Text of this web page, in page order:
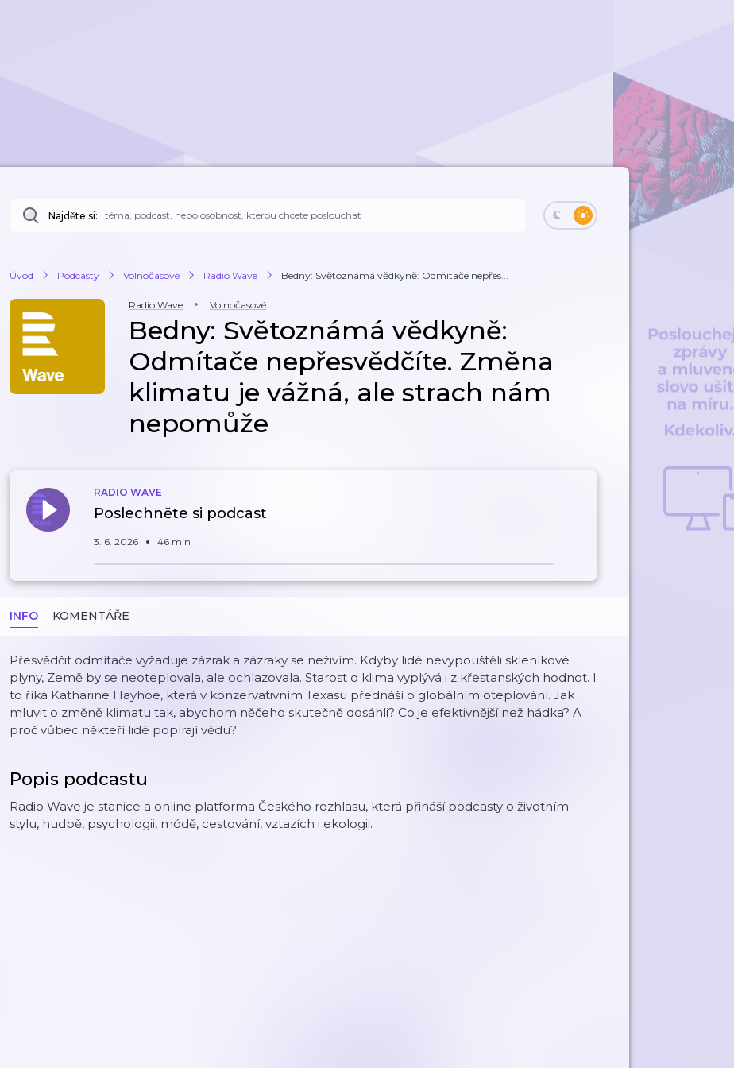
Najděte si:
Úvod Podcasty Volnočasové Radio Wave Bedny: Světoznámá vědkyně: Odmítače nepřes...
Radio Wave Volnočasové
Bedny: Světoznámá vědkyně:
Odmítače nepřesvědčíte. Změna
klimatu je vážná, ale strach nám
nepomůže
RADIO WAVE
Poslechněte si podcast
3. 6. 2026 46 min
INFO KOMENTÁŘE
Přesvědčit odmítače vyžaduje zázrak a zázraky se neživím. Kdyby lidé nevypouštěli skleníkové
plyny, Země by se neoteplovala, ale ochlazovala. Starost o klima vyplývá i z křesťanských hodnot. I
to říká Katharine Hayhoe, která v konzervativním Texasu přednáší o globálním oteplování. Jak
mluvit o změně klimatu tak, abychom něčeho skutečně dosáhli? Co je efektivnější než hádka? A
proč vůbec někteří lidé popírají vědu?
Popis podcastu
Radio Wave je stanice a online platforma Českého rozhlasu, která přináší podcasty o životním
stylu, hudbě, psychologii, módě, cestování, vztazích i ekologii.